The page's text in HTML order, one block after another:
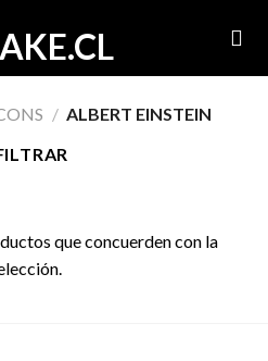
/ ALBERT EINSTEIN
que concuerden con la